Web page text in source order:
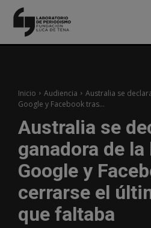
Inicio Audiencia
Australia se
Google y Facebook tras...
Australia se
ganadora de
Google y
cerrarse el
que faltaba